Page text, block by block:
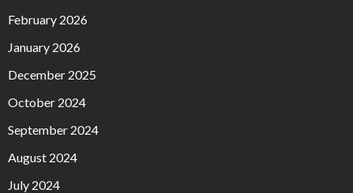
February 2026
January 2026
December 2025
October 2024
September 2024
August 2024
July 2024